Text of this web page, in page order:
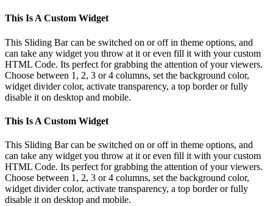
This Is A Custom Widget
This Sliding Bar can be switched on or off in theme options, and
can take any widget you throw at it or even fill it with your custom
HTML Code. Its perfect for grabbing the attention of your viewers.
Choose between 1, 2, 3 or 4 columns, set the background color,
widget divider color, activate transparency, a top border or fully
disable it on desktop and mobile.
This Is A Custom Widget
This Sliding Bar can be switched on or off in theme options, and
can take any widget you throw at it or even fill it with your custom
HTML Code. Its perfect for grabbing the attention of your viewers.
Choose between 1, 2, 3 or 4 columns, set the background color,
widget divider color, activate transparency, a top border or fully
disable it on desktop and mobile.